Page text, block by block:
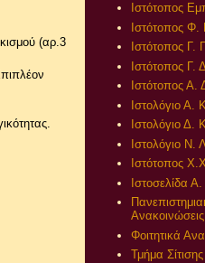
(αρ.3
Ιστότοπος
Ιστότοπος Φ.
Ιστότοπος Γ.
Ιστότοπος Γ.
Ιστότοπος
Ιστολόγιο Α.
Ιστολόγιο Δ.
Ιστολόγιο Ν.
Ιστότοπος
Ιστοσελίδα
Ανακοινώσεις
Φοιτητικά
Τμήμα Σίτισης